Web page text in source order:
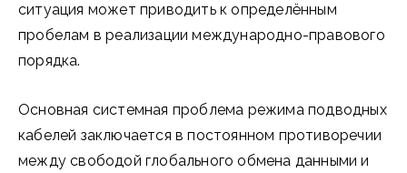
ситуация может приводить к определённым
пробелам в реализации международно-правового
порядка.
Основная системная проблема режима подводных
кабелей заключается в постоянном противоречии
между свободой глобального обмена данными и